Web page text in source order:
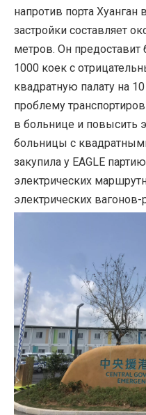
напротив порта
застройки составляет
метров. Он
1000 коек с
квадратную палату на
проблему
в больнице и повысить
больницы с
закупила у EAGLE
электрических
электрических вагонов-